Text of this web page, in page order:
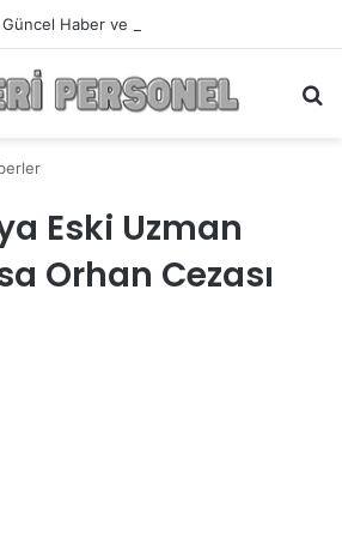
Haber ve Bilgi Sitesi.
Eski Uzman
Orhan Cezası